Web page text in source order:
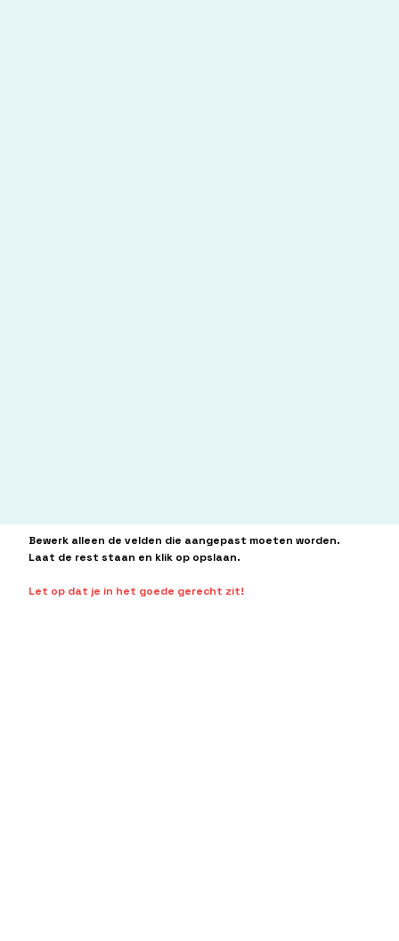
Bewerk alleen de velden die aangepast moeten worden.
Laat de rest staan en klik op opslaan.
Let op dat je in het goede gerecht zit!